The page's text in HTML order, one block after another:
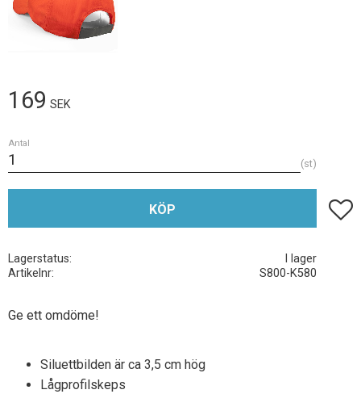
169 SEK
Antal
st
KÖP Lägg
Lagerstatus
I lager
Artikelnr
S800-K580
Ge ett omdöme!
Siluettbilden är ca 3,5 cm hög
Lågprofilskeps